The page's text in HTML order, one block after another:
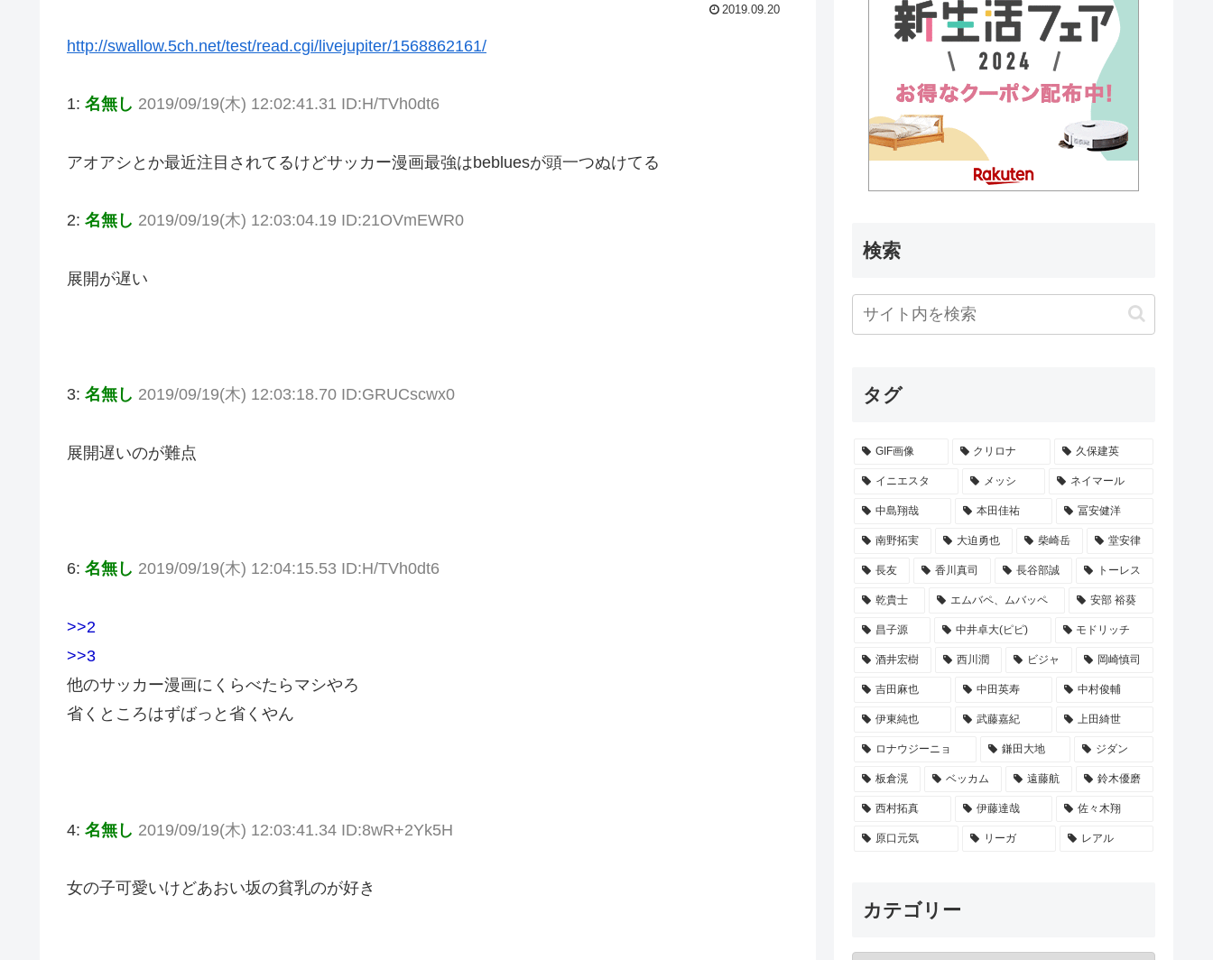
2019.09.20
http://swallow.5ch.net/test/read.cgi/livejupiter/1568862161/
1: 名無し 2019/09/19(木) 12:02:41.31 ID:H/TVh0dt6
アオアシとか最近注目されてるけどサッカー漫画最強はbebluesが頭一つぬけてる
2: 名無し 2019/09/19(木) 12:03:04.19 ID:21OVmEWR0
展開が遅い
3: 名無し 2019/09/19(木) 12:03:18.70 ID:GRUCscwx0
展開遅いのが難点
6: 名無し 2019/09/19(木) 12:04:15.53 ID:H/TVh0dt6
>>2
>>3
他のサッカー漫画にくらべたらマシやろ
省くところはずばっと省くやん
4: 名無し 2019/09/19(木) 12:03:41.34 ID:8wR+2Yk5H
女の子可愛いけどあおい坂の貧乳のが好き
検索
タグ
GIF画像 クリロナ 久保建英
イニエスタ メッシ ネイマール
中島翔哉 本田佳祐 冨安健洋
南野拓実 大迫勇也 柴崎岳 堂安律
長友 香川真司 長谷部誠 トーレス
乾貴士 エムバペ、ムバッペ 安部 裕葵
昌子源 中井卓大(ピピ) モドリッチ
酒井宏樹 西川潤 ビジャ 岡崎慎司
吉田麻也 中田英寿 中村俊輔
伊東純也 武藤嘉紀 上田綺世
ロナウジーニョ 鎌田大地 ジダン
板倉滉 ベッカム 遠藤航 鈴木優磨
西村拓真 伊藤達哉 佐々木翔
原口元気 リーガ レアル
カテゴリー